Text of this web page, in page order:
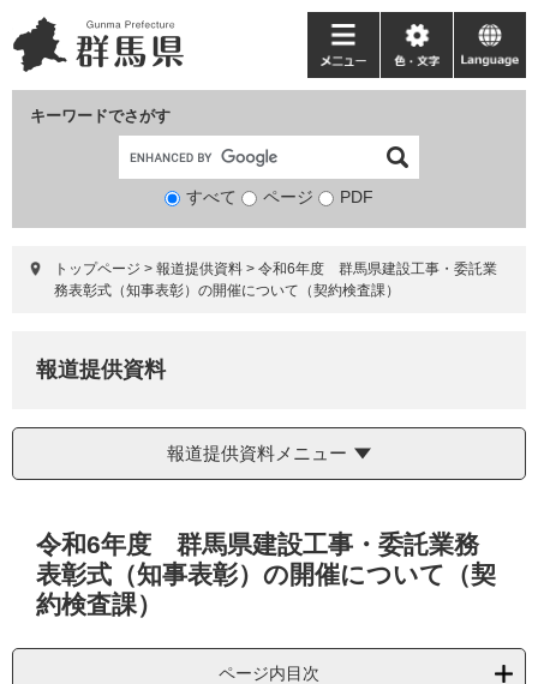
ー
ジ
ニ
ュ
て
キーワードでさがす
検
象
すべて ページ PDF
メ
ニ
ー
色・
文
language
トップページ > 報道提供資料 > 令和6年度 群馬県建設工事・委託業
務表彰式（知事表彰）の開催について（契約検査課）
報道提供資料
報道提供資料メニュー
令和6年度 群馬県建設工事・委託業務
表彰式（知事表彰）の開催について（契
約検査課）
ページ内目次